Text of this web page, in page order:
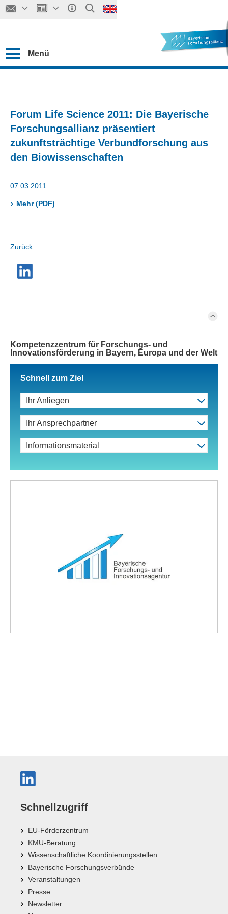
Menü
Forum Life Science 2011: Die Bayerische
Forschungsallianz präsentiert
zukunftsträchtige Verbundforschung aus
den Biowissenschaften
07.03.2011
Mehr (PDF)
Zurück
Kompetenzzentrum für Forschungs- und
Innovationsförderung in Bayern, Europa und der Welt
Schnell zum Ziel
Ihr Anliegen
Ihr Ansprechpartner
Informationsmaterial
Schnellzugriff
EU-Förderzentrum
KMU-Beratung
Wissenschaftliche Koordinierungsstellen
Bayerische Forschungsverbünde
Veranstaltungen
Presse
Newsletter